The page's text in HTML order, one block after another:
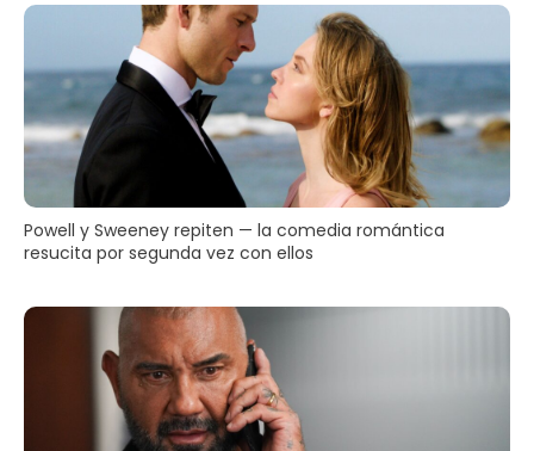
Powell y Sweeney repiten — la comedia romántica
resucita por segunda vez con ellos